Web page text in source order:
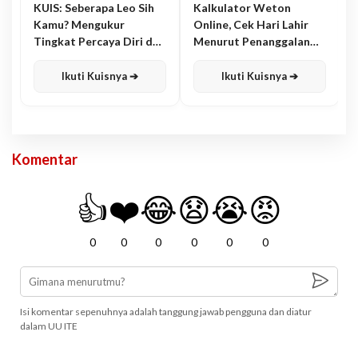
KUIS: Seberapa Leo Sih
Kamu? Mengukur
Tingkat Percaya Diri dan
Ikuti Kuisnya ➔
Kalkulator Weton
Online, Cek Hari Lahir
Menurut Penanggalan
Ikuti Kuisnya ➔
Komentar
👍
0
❤️
0
😂
0
😧
0
😭
0
😡
0
Isi komentar sepenuhnya adalah tanggung jawab pengguna dan diatur
dalam UU ITE